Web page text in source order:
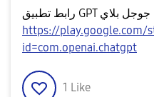
https://play.google.com/
id=com.openai.chatgpt
1 Like